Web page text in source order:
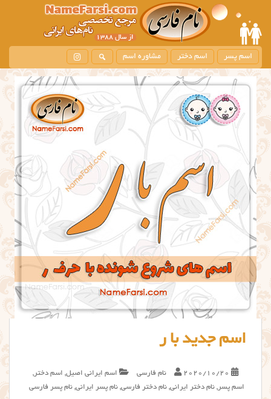
m
i
c
n
t
اسم پسر اسم دختر مشاوره اسم
اسم جدید با ر
2020/10/20 نام فارسی اسم ایرانی اصیل, اسم دختر ,
اسم پسر , نام دختر ایرانی, نام دختر فارسی, نام پسر ایرانی, نام پسر فارسی